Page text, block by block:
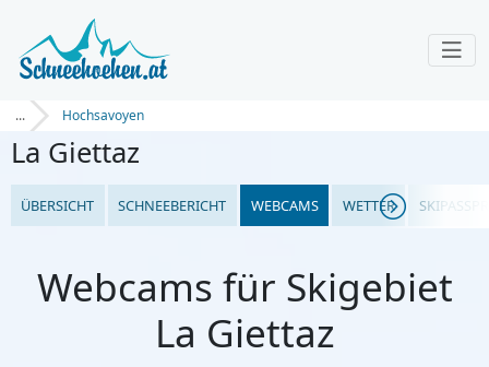
... Hochsavoyen
La Giettaz
ÜBERSICHT SCHNEEBERICHT WEBCAMS WETTER
Webcams für Skigebiet
La Giettaz